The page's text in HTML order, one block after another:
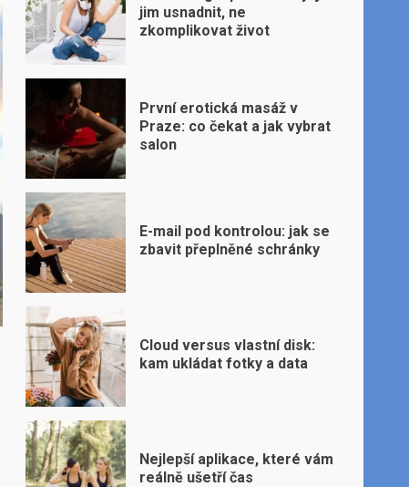
jim usnadnit, ne
zkomplikovat život
První erotická masáž v
Praze: co čekat a jak vybrat
salon
E-mail pod kontrolou: jak se
zbavit přeplněné schránky
Cloud versus vlastní disk:
kam ukládat fotky a data
Nejlepší aplikace, které vám
reálně ušetří čas